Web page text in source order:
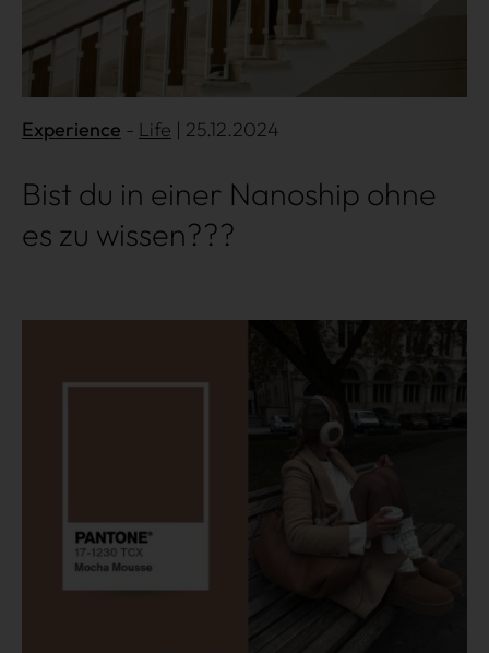
Experience
Win Win
Experience Life | 25.12.2024
Bist du in einer Nanoship ohne
es zu wissen???